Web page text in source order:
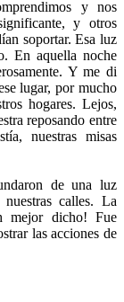
y nos
y otros
soportar. Esa luz
En aquella noche
Y me di
lugar, por mucho
hogares. Lejos,
reposando entre
nuestras misas
de una luz
calles. La
mejor dicho! Fue
las acciones de